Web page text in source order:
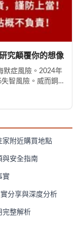
究顛覆你的想像
默症風險。2024年
智風險。威而鋼
家附近購買地點
與安全指南
實
分享與深度分析
完整解析